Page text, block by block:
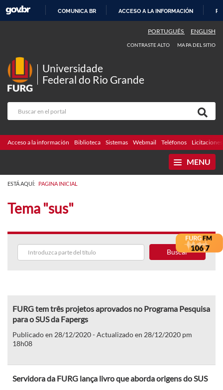
CONTENIDO
COMUNICA BR ACCESO A LA INFORMACIÓN
PORTUGUÊS ENGLISH
CONTRASTE ALTO MAPA DEL SITIO
Universidade
Federal do Rio Grande
Acceso a la información Biblioteca Sistemas Webmail Teléfonos Licitaciones
MENU
ESTÁ AQUÍ: PAGINA INICIAL
Tema "sus"
Buscar
FURG tem três projetos aprovados no Programa Pesquisa
para o SUS da Fapergs
Publicado en 28/12/2020 - Actualizado en 28/12/2020 pm
18h08
Servidora da FURG lança livro que aborda origens do SUS